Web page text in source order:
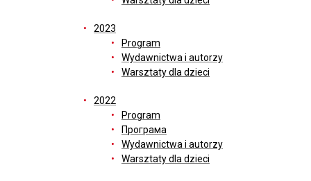
2023
Program
Wydawnictwa i autorzy
Warsztaty dla dzieci
2022
Program
Програма
Wydawnictwa i autorzy
Warsztaty dla dzieci